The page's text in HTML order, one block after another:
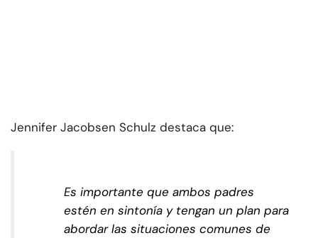
Jennifer Jacobsen Schulz destaca que:
Es importante que ambos padres
estén en sintonía y tengan un plan para
abordar las situaciones comunes de